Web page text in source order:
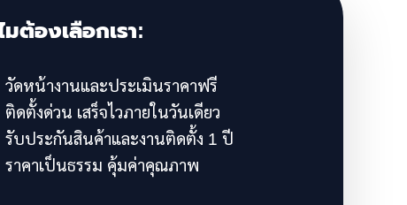
มต้องเลือกเรา:
วัดหน้างานและประเมินราคาฟรี
ติดตั้งด่วน เสร็จไวภายในวันเดียว
รับประกันสินค้าและงานติดตั้ง 1 ปี
ราคาเป็นธรรม คุ้มค่าคุณภาพ